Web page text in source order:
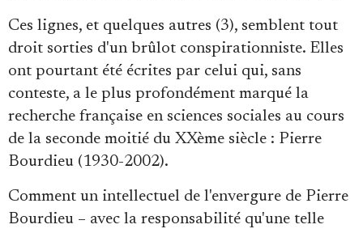
Ces lignes, et quelques autres (3), semblent tout
droit sorties d'un brûlot conspirationniste. Elles
ont pourtant été écrites par celui qui, sans
conteste, a le plus profondément marqué la
recherche française en sciences sociales au cours
de la seconde moitié du XXème siècle : Pierre
Bourdieu (1930-2002).
Comment un intellectuel de l'envergure de Pierre
Bourdieu – avec la responsabilité qu'une telle